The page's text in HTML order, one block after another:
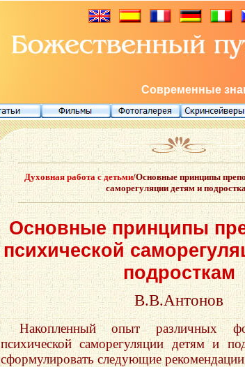
Современные
Духовная работа с детьми/Основные принципы
саморегуляции детям и
Основные принципы
психической
подросткам
В.В.Антонов
Накопленный опыт различных
психической саморегуляции детям и
сформулировать следующие